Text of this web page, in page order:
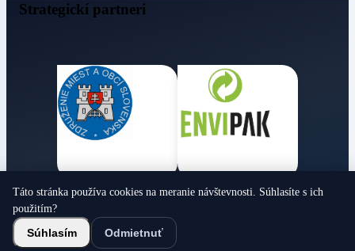
Strategickí partneri
Obecné noviny
© 2026 Všetky práva vyhradené
Táto stránka používa cookies na meranie návštevnosti. Súhlasíte s ich
použitím?
Súhlasím Odmietnuť